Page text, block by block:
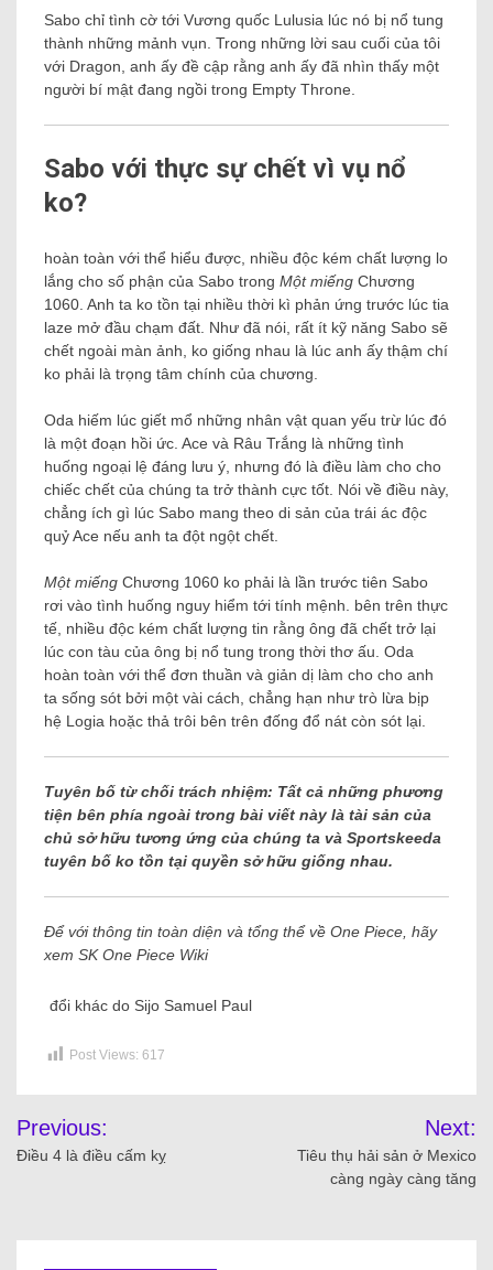
Sabo chỉ tình cờ tới Vương quốc Lulusia lúc nó bị nổ tung
thành những mảnh vụn. Trong những lời sau cuối của tôi
với Dragon, anh ấy đề cập rằng anh ấy đã nhìn thấy một
người bí mật đang ngồi trong Empty Throne.
Sabo với thực sự chết vì vụ nổ
ko?
hoàn toàn với thể hiểu được, nhiều độc kém chất lượng lo
lắng cho số phận của Sabo trong Một miếng Chương
1060. Anh ta ko tồn tại nhiều thời kì phản ứng trước lúc tia
laze mở đầu chạm đất. Như đã nói, rất ít kỹ năng Sabo sẽ
chết ngoài màn ảnh, ko giống nhau là lúc anh ấy thậm chí
ko phải là trọng tâm chính của chương.
Oda hiếm lúc giết mổ những nhân vật quan yếu trừ lúc đó
là một đoạn hồi ức. Ace và Râu Trắng là những tình
huống ngoại lệ đáng lưu ý, nhưng đó là điều làm cho cho
chiếc chết của chúng ta trở thành cực tốt. Nói về điều này,
chẳng ích gì lúc Sabo mang theo di sản của trái ác độc
quỷ Ace nếu anh ta đột ngột chết.
Một miếng Chương 1060 ko phải là lần trước tiên Sabo
rơi vào tình huống nguy hiểm tới tính mệnh. bên trên thực
tế, nhiều độc kém chất lượng tin rằng ông đã chết trở lại
lúc con tàu của ông bị nổ tung trong thời thơ ấu. Oda
hoàn toàn với thể đơn thuần và giản dị làm cho cho anh
ta sống sót bởi một vài cách, chẳng hạn như trò lừa bịp
hệ Logia hoặc thả trôi bên trên đống đổ nát còn sót lại.
Tuyên bố từ chối trách nhiệm: Tất cả những phương
tiện bên phía ngoài trong bài viết này là tài sản của
chủ sở hữu tương ứng của chúng ta và Sportskeeda
tuyên bố ko tồn tại quyền sở hữu giống nhau.
Để với thông tin toàn diện và tổng thể về One Piece, hãy
xem SK One Piece Wiki
đổi khác do Sijo Samuel Paul
Post Views: 617
Previous:
Điều 4 là điều cấm kỵ
Next:
Tiêu thụ hải sản ở Mexico
càng ngày càng tăng